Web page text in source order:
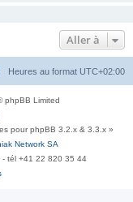
Aller à
Heures au format UTC+02:00
phpBB Limited
pour phpBB 3.2.x & 3.3.x »
Network SA
- tél +41 22 820 35 44